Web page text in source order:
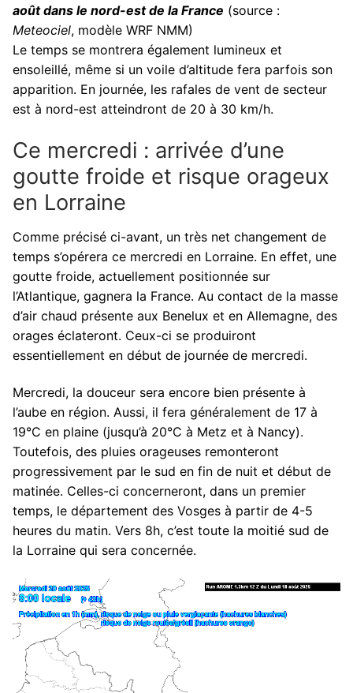
août dans le nord-est de la France (source :
Meteociel, modèle WRF NMM)
Le temps se montrera également lumineux et
ensoleillé, même si un voile d’altitude fera parfois son
apparition. En journée, les rafales de vent de secteur
est à nord-est atteindront de 20 à 30 km/h.
Ce mercredi : arrivée d’une
goutte froide et risque orageux
en Lorraine
Comme précisé ci-avant, un très net changement de
temps s’opérera ce mercredi en Lorraine. En effet, une
goutte froide, actuellement positionnée sur
l’Atlantique, gagnera la France. Au contact de la masse
d’air chaud présente aux Benelux et en Allemagne, des
orages éclateront. Ceux-ci se produiront
essentiellement en début de journée de mercredi.
Mercredi, la douceur sera encore bien présente à
l’aube en région. Aussi, il fera généralement de 17 à
19°C en plaine (jusqu’à 20°C à Metz et à Nancy).
Toutefois, des pluies orageuses remonteront
progressivement par le sud en fin de nuit et début de
matinée. Celles-ci concerneront, dans un premier
temps, le département des Vosges à partir de 4-5
heures du matin. Vers 8h, c’est toute la moitié sud de
la Lorraine qui sera concernée.